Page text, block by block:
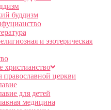
буддизм
и эзотерическая
христианство
православной церкви
для детей
медицина